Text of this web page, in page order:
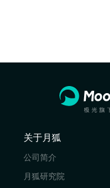
关于月狐
公司简介
月狐研究院